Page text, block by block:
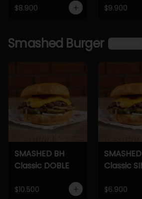
$8.900 $9.900
Smashed Burger
SMASHED BH
Classic DOBLE
$10.500
Classic
$6.900